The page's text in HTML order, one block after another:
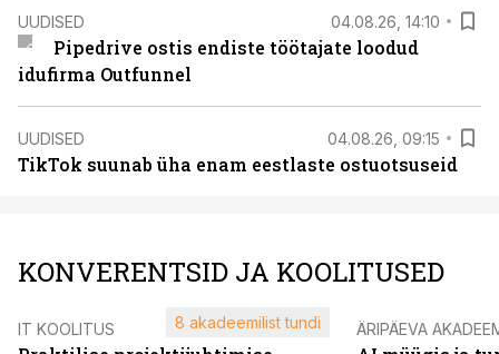
UUDISED 04.08.26, 14:10
Pipedrive ostis endiste töötajate loodud
idufirma Outfunnel
UUDISED 04.08.26, 09:15
TikTok suunab üha enam eestlaste ostuotsuseid
KONVERENTSID JA KOOLITUSED
IT KOOLITUS 8 akadeemilist tundi ÄRIPÄEVA